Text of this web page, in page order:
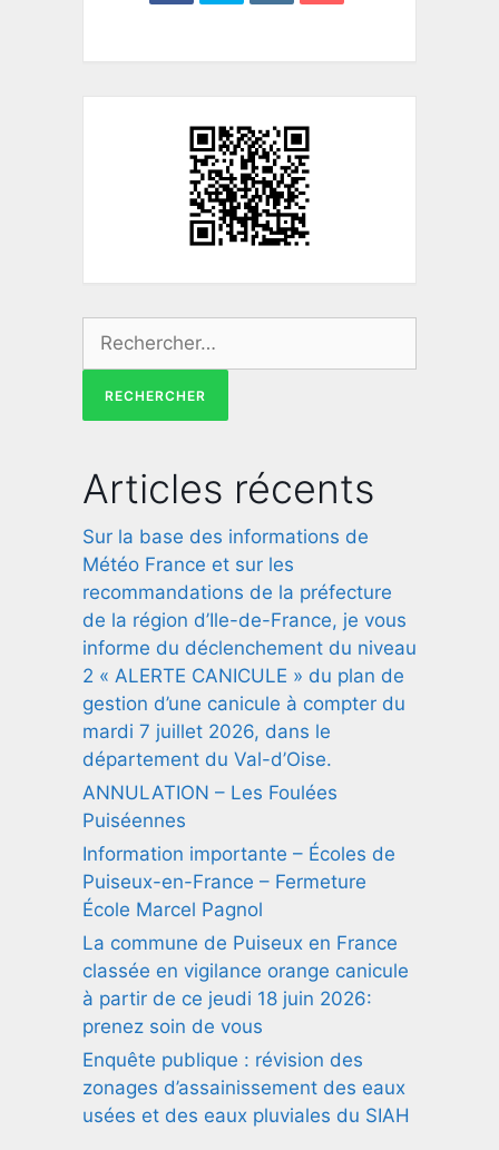
Articles récents
Sur la base des informations de
Météo France et sur les
recommandations de la préfecture
de la région d’Ile-de-France, je vous
informe du déclenchement du niveau
2 « ALERTE CANICULE » du plan de
gestion d’une canicule à compter du
mardi 7 juillet 2026, dans le
département du Val-d’Oise.
ANNULATION – Les Foulées
Puiséennes
Information importante – Écoles de
Puiseux-en-France – Fermeture
École Marcel Pagnol
La commune de Puiseux en France
classée en vigilance orange canicule
à partir de ce jeudi 18 juin 2026:
prenez soin de vous
Enquête publique : révision des
zonages d’assainissement des eaux
usées et des eaux pluviales du SIAH